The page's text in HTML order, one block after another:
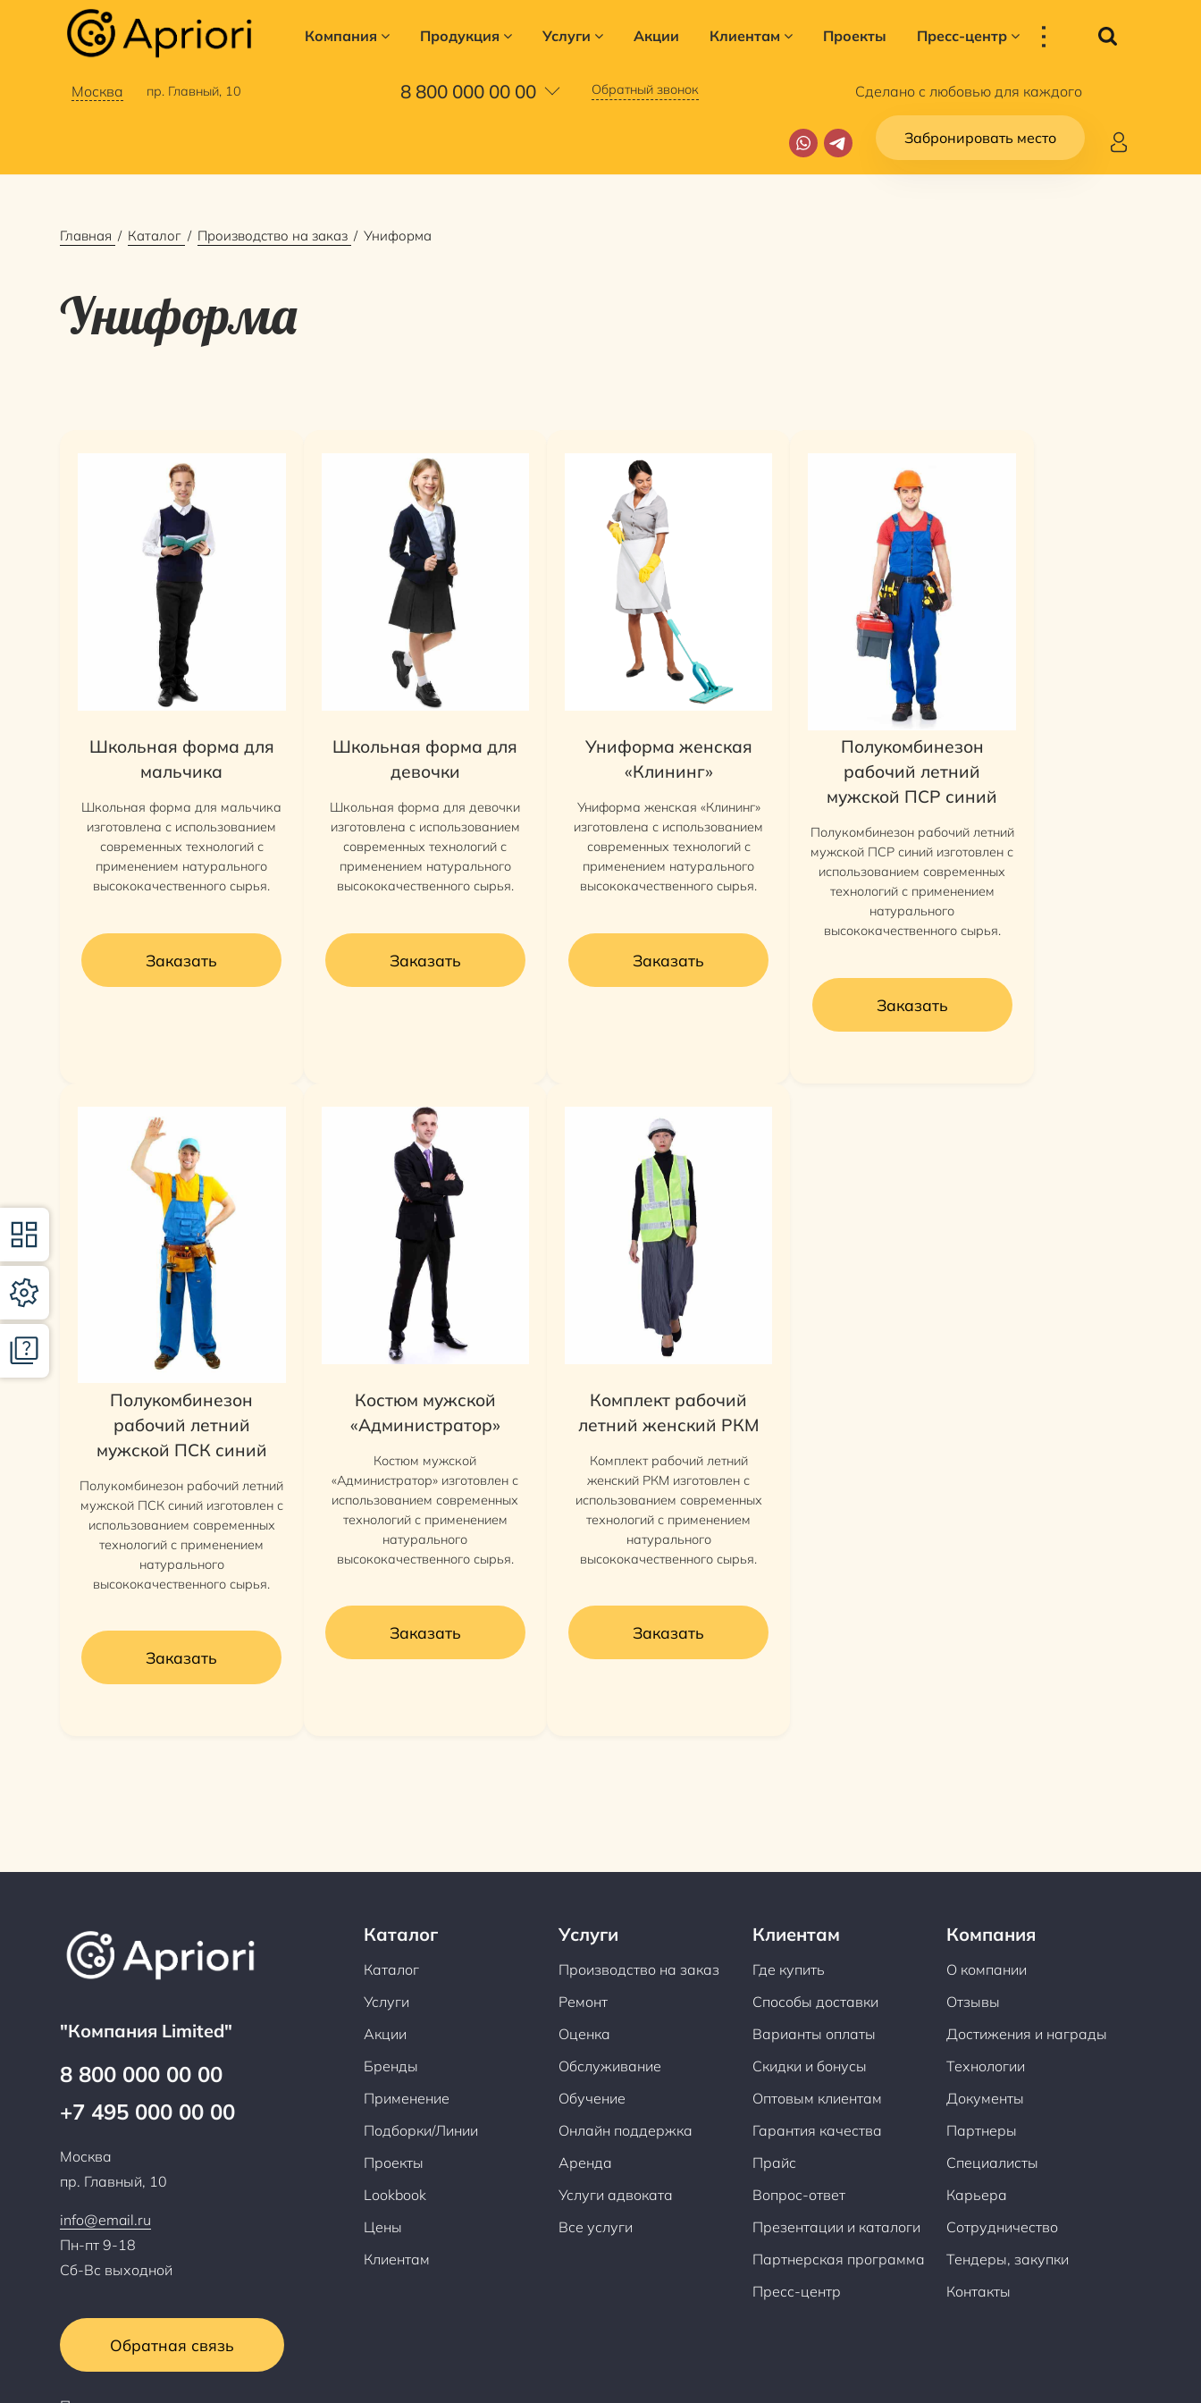
Компания Продукция Услуги Акции Клиентам Проекты Пресс-центр ...
Москва пр. Главный, 10 8 800 000 00 00 Обратный звонок Сделано с любовью для каждого
Забронировать место
Главная Каталог Производство на заказ Униформа
Униформа
Школьная форма для
мальчика
Школьная форма для мальчика
изготовлена с использованием
современных технологий с
применением натурального
высококачественного сырья.
Заказать
Школьная форма для
девочки
Школьная форма для девочки
изготовлена с использованием
современных технологий с
применением натурального
высококачественного сырья.
Заказать
Униформа женская
«Клининг»
Униформа женская «Клининг»
изготовлена с использованием
современных технологий с
применением натурального
высококачественного сырья.
Заказать
Полукомбинезон
рабочий летний
мужской ПСР синий
Полукомбинезон рабочий летний
мужской ПСР синий изготовлен с
использованием современных
технологий с применением
натурального
высококачественного сырья.
Заказать
Полукомбинезон
рабочий летний
мужской ПСК синий
Полукомбинезон рабочий летний
мужской ПСК синий изготовлен с
использованием современных
технологий с применением
натурального
высококачественного сырья.
Заказать
Костюм мужской
«Администратор»
Костюм мужской
«Администратор» изготовлен с
использованием современных
технологий с применением
натурального
высококачественного сырья.
Заказать
Комплект рабочий
летний женский РКМ
Комплект рабочий летний
женский РКМ изготовлен с
использованием современных
технологий с применением
натурального
высококачественного сырья.
Заказать
"Компания Limited"
8 800 000 00 00
+7 495 000 00 00
Москва
пр. Главный, 10
info@email.ru
Пн-пт 9-18
Сб-Вс выходной
Обратная связь
Каталог
Каталог
Услуги
Акции
Бренды
Применение
Подборки/Линии
Проекты
Lookbook
Цены
Клиентам
Услуги
Производство на заказ
Ремонт
Оценка
Обслуживание
Обучение
Онлайн поддержка
Аренда
Услуги адвоката
Все услуги
Клиентам
Где купить
Способы доставки
Варианты оплаты
Скидки и бонусы
Оптовым клиентам
Гарантия качества
Прайс
Вопрос-ответ
Презентации и каталоги
Партнерская программа
Пресс-центр
Компания
О компании
Отзывы
Достижения и награды
Технологии
Документы
Партнеры
Специалисты
Карьера
Сотрудничество
Тендеры, закупки
Контакты